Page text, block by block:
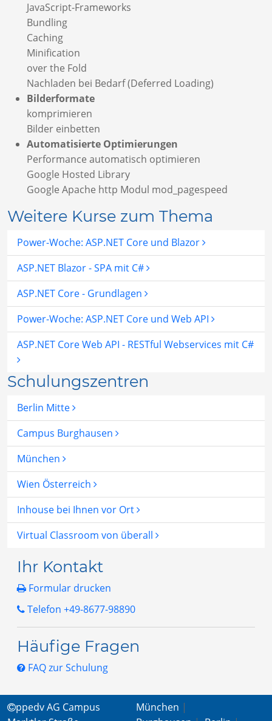
JavaScript-Frameworks
Bundling
Caching
Minification
over the Fold
Nachladen bei Bedarf (Deferred Loading)
Bilderformate
komprimieren
Bilder einbetten
Automatisierte Optimierungen
Performance automatisch optimieren
Google Hosted Library
Google Apache http Modul mod_pagespeed
Weitere Kurse zum Thema
Power-Woche: ASP.NET Core und Blazor
ASP.NET Blazor - SPA mit C#
ASP.NET Core - Grundlagen
Power-Woche: ASP.NET Core und Web API
ASP.NET Core Web API - RESTful Webservices mit C#
Schulungszentren
Berlin Mitte
Campus Burghausen
München
Wien Österreich
Inhouse bei Ihnen vor Ort
Virtual Classroom von überall
Ihr Kontakt
Formular drucken
Telefon +49-8677-98890
Häufige Fragen
FAQ zur Schulung
ppedv AG Campus
München |